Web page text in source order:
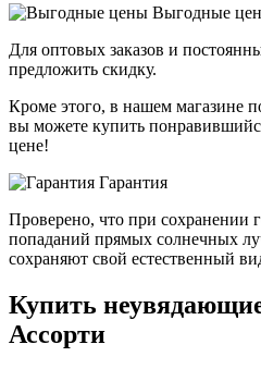
Выгодные
Для оптовых заказов и
предложить скидку.
Кроме этого, в нашем магазине
вы можете купить
цене!
Гарантия
Проверено, что при сохранении
попаданий прямых солнечных
сохраняют свой естественный
Купить
Ассорти